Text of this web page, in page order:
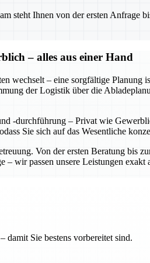
steht Ihnen von der ersten
– alles aus einer Hand
wechselt – eine sorgfältige
der Logistik über die
-durchführung – Privat wie
Sie sich auf das Wesentliche
Von der ersten Beratung bis
wir passen unsere Leistungen
damit Sie bestens vorbereitet sind.